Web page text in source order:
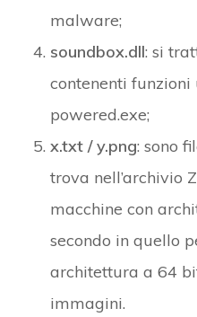
malware;
soundbox.dll: si
contenenti funzioni
powered.exe;
x.txt / y.png: sono
trova nell’archivio
macchine con
secondo in quello
architettura a 64
immagini.